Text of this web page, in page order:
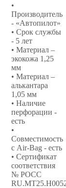
•
Производитель
- «Автопилот»
• Срок службы
- 5 лет
• Материал –
экокожа 1,25
мм
• Материал –
алькантара
1,05 мм
• Наличие
перфорации -
есть
•
Совместимость
с Air-Bag - есть
• Сертификат
соответствия
№ РОСС